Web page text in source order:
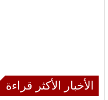
الأخبار الأكثر قراءة